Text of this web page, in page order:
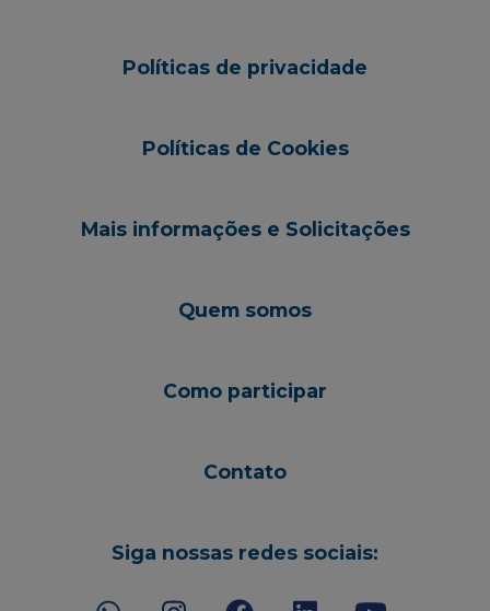
Políticas de privacidade
Políticas de Cookies
Mais informações e Solicitações
Quem somos
Como participar
Contato
Siga nossas redes sociais: